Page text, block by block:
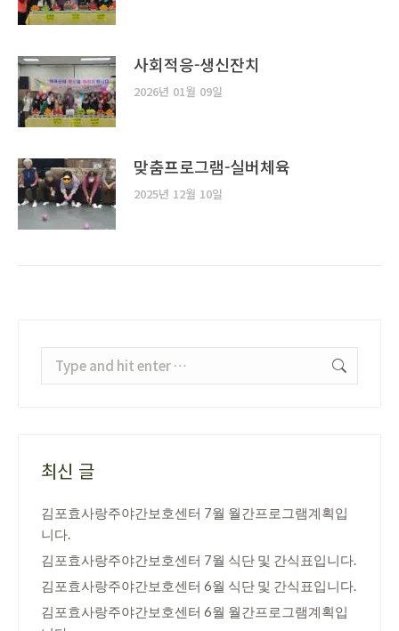
사회적응-생신잔치
2026년 01월 09일
맞춤프로그램-실버체육
2025년 12월 10일
Search:
최신 글
김포효사랑주야간보호센터 7월 월간프로그램계획입
니다.
김포효사랑주야간보호센터 7월 식단 및 간식표입니다.
김포효사랑주야간보호센터 6월 식단 및 간식표입니다.
김포효사랑주야간보호센터 6월 월간프로그램계획입